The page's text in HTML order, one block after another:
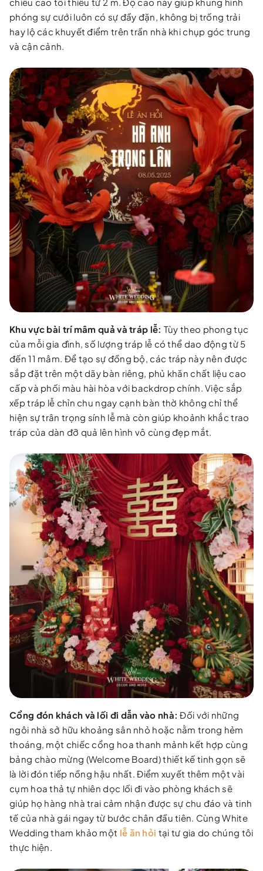
phóng sự cưới luôn có sự đầy đặn, không bị trống trải
hay lộ các khuyết điểm trên trần nhà khi chụp góc trung
và cận cảnh.
Khu vực bài trí mâm quả và tráp lễ: Tùy theo phong tục
của mỗi gia đình, số lượng tráp lễ có thể dao động từ 5
đến 11 mâm. Để tạo sự đồng bộ, các tráp này nên được
sắp đặt trên một dãy bàn riêng, phủ khăn chất liệu cao
cấp và phối màu hài hòa với backdrop chính. Việc sắp
xếp tráp lễ chỉn chu ngay cạnh bàn thờ không chỉ thể
hiện sự trân trọng sính lễ mà còn giúp khoảnh khắc trao
tráp của dàn đỡ quả lên hình vô cùng đẹp mắt.
Cổng đón khách và lối đi dẫn vào nhà:Đối với những
ngôi nhà sở hữu khoảng sân nhỏ hoặc nằm trong hẻm
thoáng, một chiếc cổng hoa thanh mảnh kết hợp cùng
bảng chào mừng (Welcome Board) thiết kế tinh gọn sẽ
là lời đón tiếp nồng hậu nhất. Điểm xuyết thêm một vài
cụm hoa thả tự nhiên dọc lối đi vào phòng khách sẽ
giúp họ hàng nhà trai cảm nhận được sự chu đáo và tinh
tế của nhà gái ngay từ bước chân đầu tiên. Cùng White
Wedding tham khảo một lễ ăn hỏi tại tư gia do chúng tôi
thực hiện.